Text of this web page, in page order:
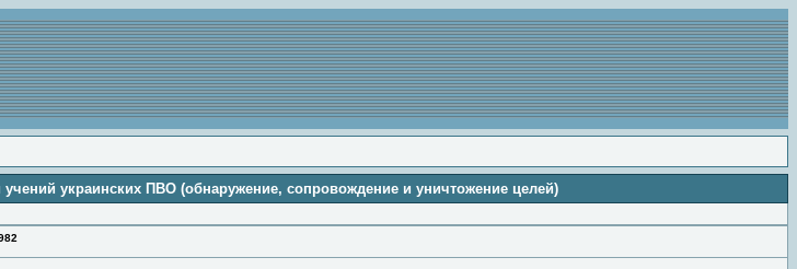
учений украинских ПВО (обнаружение, сопровождение и уничтожение целей)